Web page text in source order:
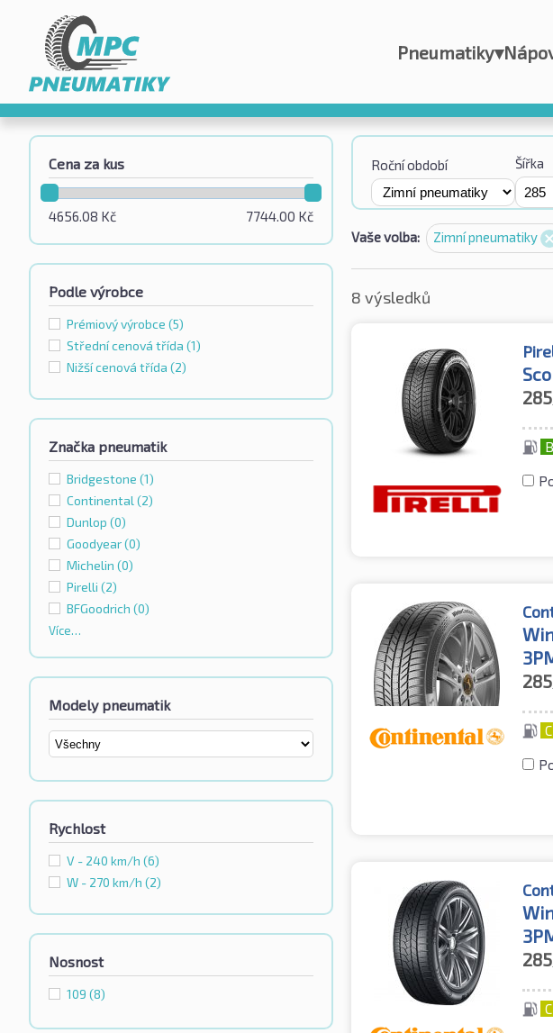
Pneumatiky▾
Cena za kus
7744.00 Kč
4656.08 Kč
Podle výrobce
Prémiový výrobce (5)
Střední cenová třída (1)
Nižší cenová třída (2)
Značka pneumatik
Bridgestone (1)
Continental (2)
Dunlop (0)
Goodyear(0)
Michelin (0)
Pirelli (2)
BFGoodrich (0)
Více…
Modely pneumatik
Rychlost
V - 240 km/h (6)
W - 270 km/h (2)
Nosnost
109 (8)
Roční období Šířka
Vaše volba: Zimní pneumatiky
8 výsledků
B
C
C